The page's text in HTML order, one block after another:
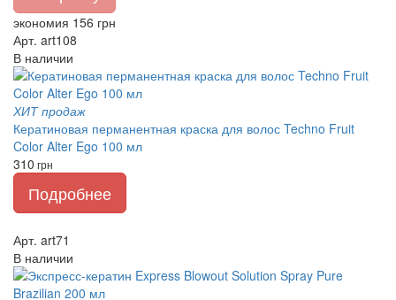
экономия 156 грн
Арт. art108
В наличии
ХИТ продаж
Кератиновая перманентная краска для волос Techno Fruit
Color Alter Ego 100 мл
310 грн
Подробнее
Арт. art71
В наличии